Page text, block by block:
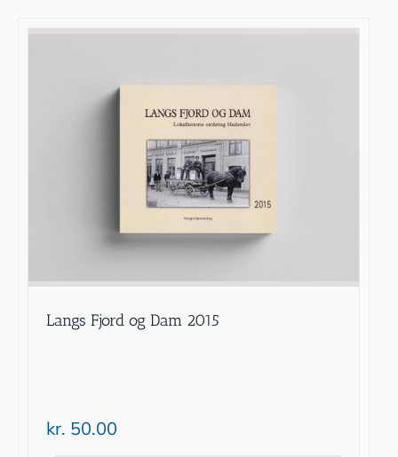
Langs Fjord og Dam 2015
kr. 50.00